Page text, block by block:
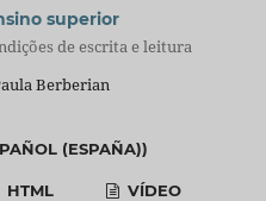
superior
de escrita e leitura
Berberian
(ESPAÑA))
HTML VÍDEO